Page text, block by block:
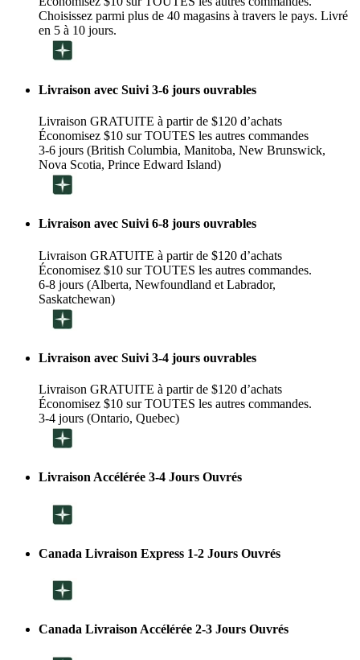
Choisissez parmi plus de 40 magasins à travers le pays. Livré
en 5 à 10 jours.
Livraison avec Suivi 3-6 jours ouvrables
Livraison GRATUITE à partir de $120 d’achats
Économisez $10 sur TOUTES les autres commandes
3-6 jours (British Columbia, Manitoba, New Brunswick,
Nova Scotia, Prince Edward Island)
Livraison avec Suivi 6-8 jours ouvrables
Livraison GRATUITE à partir de $120 d’achats
Économisez $10 sur TOUTES les autres commandes.
6-8 jours (Alberta, Newfoundland et Labrador,
Saskatchewan)
Livraison avec Suivi 3-4 jours ouvrables
Livraison GRATUITE à partir de $120 d’achats
Économisez $10 sur TOUTES les autres commandes.
3-4 jours (Ontario, Quebec)
Livraison Accélérée 3-4 Jours Ouvrés
Canada Livraison Express 1-2 Jours Ouvrés
Canada Livraison Accélérée 2-3 Jours Ouvrés